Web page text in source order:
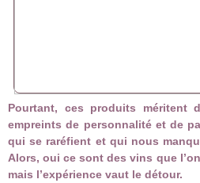
Pourtant, ces produits méritent
empreints de personnalité et de
qui se raréfient et qui nous
Alors, oui ce sont des vins que
mais l’expérience vaut le détour.